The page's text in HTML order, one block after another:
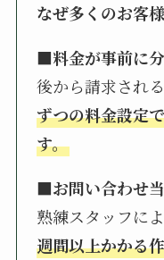
なぜ多くのお客
■料金が事前に
後から請求され
ずつの料金設定
す。
■お問い合わせ
熟練スタッフに
週間以上かかる